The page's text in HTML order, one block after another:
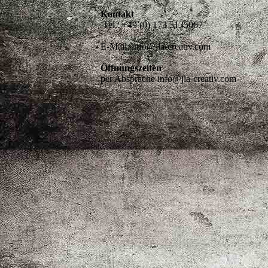
Kontakt
Tel.: +49 (0) 173 5135067
E-Mail: info@jla-creativ.com
Öffnungszeiten
per Absprache info@jla-creativ.com